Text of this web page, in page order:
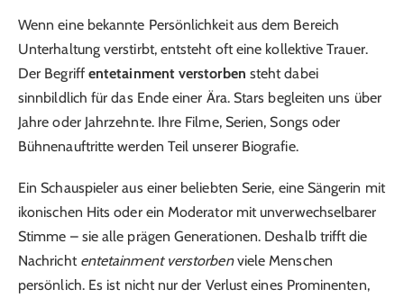
Wenn eine bekannte Persönlichkeit aus dem Bereich
Unterhaltung verstirbt, entsteht oft eine kollektive Trauer.
Der Begriff entetainment verstorben steht dabei
sinnbildlich für das Ende einer Ära. Stars begleiten uns über
Jahre oder Jahrzehnte. Ihre Filme, Serien, Songs oder
Bühnenauftritte werden Teil unserer Biografie.
Ein Schauspieler aus einer beliebten Serie, eine Sängerin mit
ikonischen Hits oder ein Moderator mit unverwechselbarer
Stimme – sie alle prägen Generationen. Deshalb trifft die
Nachricht entetainment verstorbenviele Menschen
persönlich. Es ist nicht nur der Verlust eines Prominenten,